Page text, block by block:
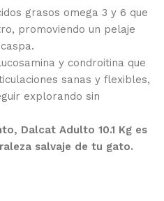
grasos omega 3 y 6 que
promoviendo un pelaje
y condroitina que
sanas y flexibles,
explorando sin
Dalcat Adulto 10.1 Kg es
salvaje de tu gato.